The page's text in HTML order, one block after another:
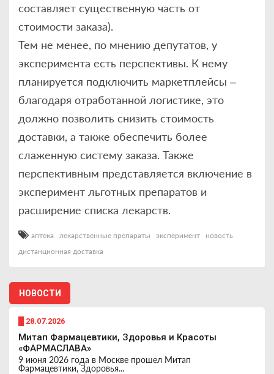
составляет существенную часть от
стоимости заказа).
Тем не менее, по мнению депутатов, у
эксперимента есть перспективы. К нему
планируется подключить маркетплейсы –
благодаря отработанной логистике, это
должно позволить снизить стоимость
доставки, а также обеспечить более
слаженную систему заказа. Также
перспективным представляется включение в
эксперимент льготных препаратов и
расширение списка лекарств.
аптека лекарственные препараты эксперимент
новость
дистанционная доставка
НОВОСТИ
█ 28.07.2026
Митап Фармацевтики, Здоровья и Красоты
«ФАРМАСЛАВА»
9 июня 2026 года в Москве прошел Митап
Фармацевтики, Здоровья...